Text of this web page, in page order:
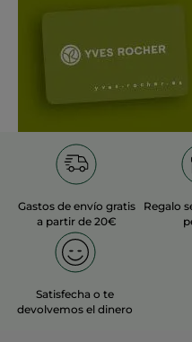
Gastos de envío gratis
a partir de 20€
Regalo
Satisfecha o te
devolvemos el dinero